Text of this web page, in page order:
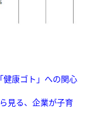
康ゴト」への関心
見る、企業が子育